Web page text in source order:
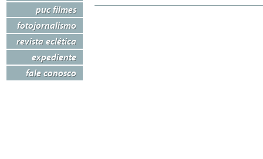
puc filmes
fotojornalismo
revista eclética
expediente
fale conosco